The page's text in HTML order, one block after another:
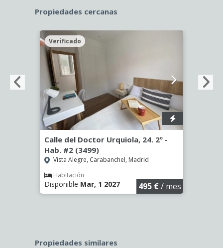
Propiedades cercanas
Verificado
Calle del Doctor Urquiola, 24. 2º -
Hab. #2 (3499)
Vista Alegre, Carabanchel, Madrid
Habitación
Disponible Mar, 1 2027 495 €/ mes
Propiedades similares